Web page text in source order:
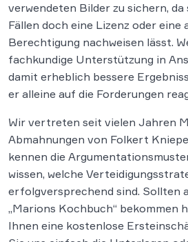
verwendeten Bilder zu sichern,
Fällen doch eine Lizenz oder eine
Berechtigung nachweisen lässt.
fachkundige Unterstützung in
damit erheblich bessere
er alleine auf die Forderungen
Wir vertreten seit vielen Jahren
Abmahnungen von Folkert
kennen die
wissen, welche
erfolgversprechend sind. Sollten
„Marions Kochbuch“ bekommen
Ihnen eine kostenlose